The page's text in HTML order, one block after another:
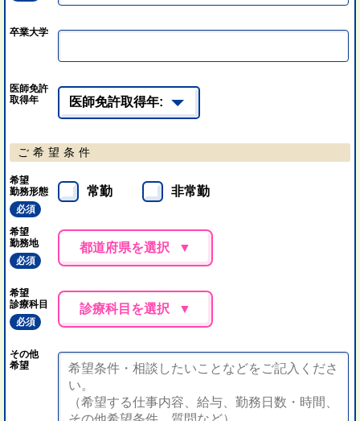
卒業大学
医師免許
取得年
ご希望条件
希望
勤務形態
必須
常勤 非常勤
希望
勤務地
必須
都道府県を選択
希望
診療科目
必須
診療科目を選択
その他
希望